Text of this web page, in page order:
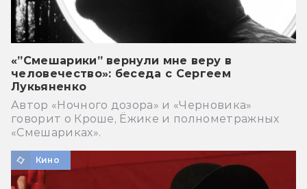
«”Смешарики” вернули мне веру в
человечество»: беседа с Сергеем
Лукьяненко
Автор «Ночного дозора» и «Черновика»
говорит о Кроше, Ёжике и полнометражных
«Смешариках».
Кино